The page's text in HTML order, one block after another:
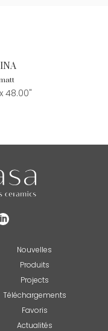
48.00"
Nouvelles
Produits
Projects
Téléchargements
Favoris
Actualités